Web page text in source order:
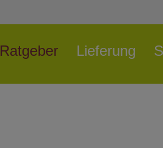
Ratgeber Lieferung